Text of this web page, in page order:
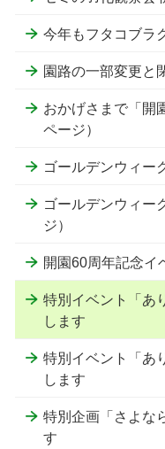
今年もフタコブラ
園路の一部変更と
おかげさまで「開
ページ）
ゴールデンウィー
ゴールデンウィー
ジ）
開園60周年記念イ
特別イベント「あ
します
特別イベント「あ
します
特別企画「さよな
す